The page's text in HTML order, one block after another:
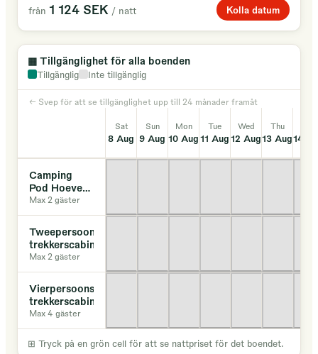
från 1 124 SEK / natt Kolla datum
▦ Tillgänglighet för alla boenden
Tillgänglig Inte tillgänglig
← Svep för att se tillgänglighet upp till 24 månader framåt
Sat
8 Aug
Sun
9 Aug
Mon
10 Aug
Tue
11 Aug
Wed
12 Aug
Thu
13 Aug14
Camping
Pod Hoeve
Noordveld
Max 2 gäster
Tweepersoons
trekkerscabin
Max 2 gäster
Vierpersoons
trekkerscabin
Max 4 gäster
⊞ Tryck på en grön cell för att se nattpriset för det boendet.